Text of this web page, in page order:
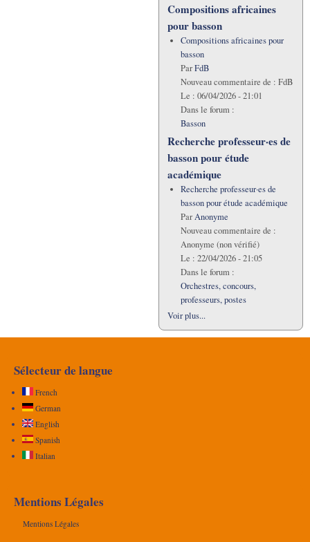
Compositions africaines
pour basson
Compositions africaines pour
basson
ParFdB
Nouveau commentaire de : FdB
Le : 06/04/2026 - 21:01
Dans le forum :
Basson
Recherche professeur·es de
basson pour étude
académique
Recherche professeur·es de
basson pour étude académique
ParAnonyme
Nouveau commentaire de :
Anonyme (non vérifié)
Le : 22/04/2026 - 21:05
Dans le forum :
Orchestres, concours,
professeurs, postes
Voir plus...
Sélecteur de langue
French
German
English
Spanish
Italian
Mentions Légales
Mentions Légales